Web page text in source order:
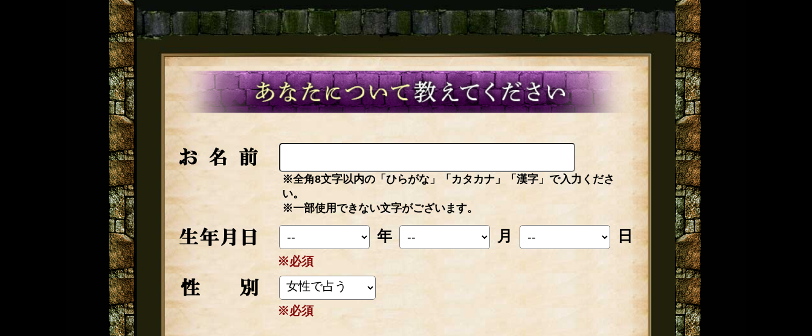
※全角8文字以内の「ひらがな」「カタカナ」「漢字」で入力くださ
い。
※一部使用できない文字がございます。
年 月 日
※必須
※必須